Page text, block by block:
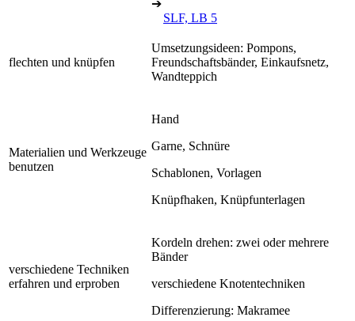
➔
SLF, LB 5
flechten und knüpfen
Umsetzungsideen: Pompons,
Freundschaftsbänder, Einkaufsnetz,
Wandteppich
Materialien und Werkzeuge
benutzen
Hand
Garne, Schnüre
Schablonen, Vorlagen
Knüpfhaken, Knüpfunterlagen
verschiedene Techniken
erfahren und erproben
Kordeln drehen: zwei oder mehrere
Bänder
verschiedene Knotentechniken
Differenzierung: Makramee